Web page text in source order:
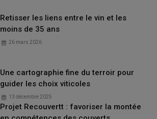
Retisser les liens entre le vin et les
moins de 35 ans
26 mars 2026
Une cartographie fine du terroir pour
guider les choix viticoles
13 décembre 2025
Projet Recouvertt : favoriser la montée